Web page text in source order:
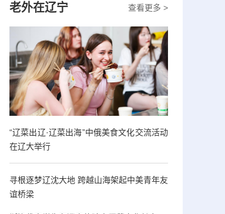
查看更多 >
老外在辽宁
“辽菜出辽·辽菜出海”中俄美食文化交流活动
在辽大举行
寻根逐梦辽沈大地 跨越山海架起中美青年友
谊桥梁